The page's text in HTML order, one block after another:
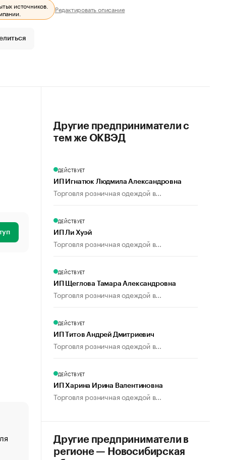
источников.
Редактировать описание
«От спорта тело стареет иначе». Как живет глава
создавшей GTA
Другие предприниматели с
тем же ОКВЭД
ДЕЙСТВУЕТ
ИП Игнатюк Людмила Александровна
Торговля розничная одеждой в...
ДЕЙСТВУЕТ
ИП Ли Хуэй
Торговля розничная одеждой в...
ДЕЙСТВУЕТ
ИП Щеглова Тамара Александровна
Торговля розничная одеждой в...
ДЕЙСТВУЕТ
ИП Титов Андрей Дмитриевич
Торговля розничная одеждой в...
ДЕЙСТВУЕТ
ИП Харина Ирина Валентиновна
Торговля розничная одеждой в...
Другие предприниматели в
регионе — Новосибирская